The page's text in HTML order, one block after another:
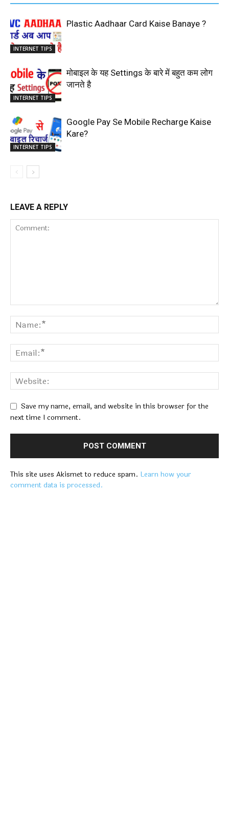
INTERNET TIPS
Plastic Aadhaar Card Kaise Banaye ?
INTERNET TIPS
मोबाइल के यह Settings के बारे में बहुत कम लोग
जानते है
INTERNET TIPS
Google Pay Se Mobile Recharge Kaise
Kare?
LEAVE A REPLY
Save my name, email, and website in this browser for the
next time I comment.
This site uses Akismet to reduce spam. Learn how your
comment data is processed.